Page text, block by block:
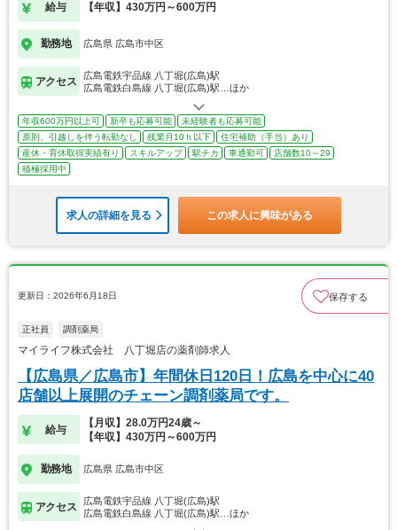
給与 【年収】430万円～600万円
勤務地 広島県 広島市中区
アクセス
広島電鉄宇品線 八丁堀(広島)駅
広島電鉄白島線 八丁堀(広島)駅…ほか
年収600万円以上可 新卒も応募可能
未経験者も応募可能
原則、引越しを伴う転勤なし
残業月10ｈ以下
住宅補助（手当）あり
産休・育休取得実績有り
スキルアップ 駅チカ 車通勤可
店舗数10～29
積極採用中
求人の詳細を見る この求人に興味がある
更新日：2026年6月18日 保存する
正社員 調剤薬局
マイライフ株式会社 八丁堀店の薬剤師求人
【広島県／広島市】年間休日120日！広島を中心に40
店舗以上展開のチェーン調剤薬局です。
給与
【月収】28.0万円24歳～
【年収】430万円～600万円
勤務地 広島県 広島市中区
アクセス
広島電鉄宇品線 八丁堀(広島)駅
広島電鉄白島線 八丁堀(広島)駅…ほか